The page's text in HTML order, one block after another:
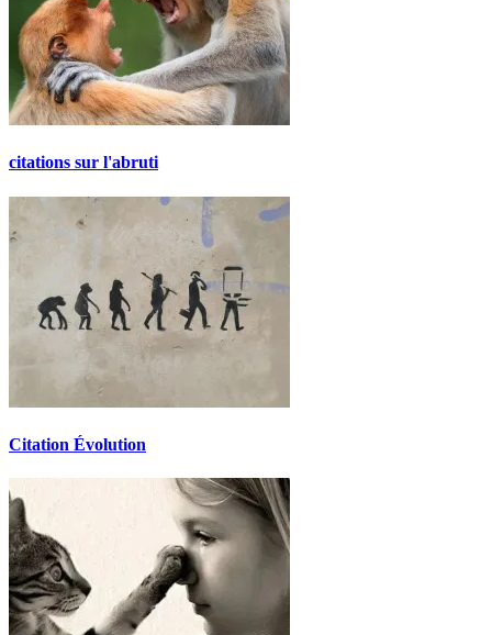
citations sur l'abruti
Citation Évolution